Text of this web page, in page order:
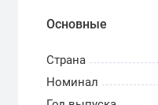
Основные
Страна
Номинал